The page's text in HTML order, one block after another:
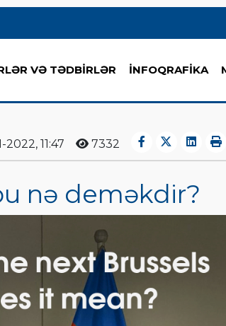
VƏ TƏDBİRLƏR İNFOQRAFİKA
2022, 11:47 7332
nə deməkdir?